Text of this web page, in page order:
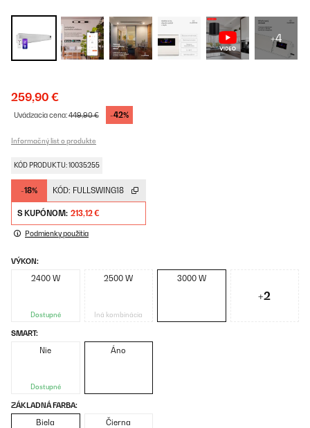
+4
259,90 €
Uvádzacia cena:449,90 € -42%
Informačný list o produkte
KÓD PRODUKTU: 10035255
-18% KÓD: FULLSWING18
S KUPÓNOM: 213,12 €
Podmienky použitia
VÝKON:
2400 W
Dostupné
2500 W
Iná kombinácia
3000 W
+2
SMART:
Nie
Dostupné
Áno
ZÁKLADNÁ FARBA:
Biela Čierna